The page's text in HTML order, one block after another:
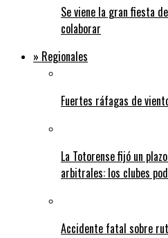
Se viene la gran fiesta
colaborar
» Regionales
Fuertes ráfagas de
La Totorense fijó un
arbitrales: los clubes
Accidente fatal sobre